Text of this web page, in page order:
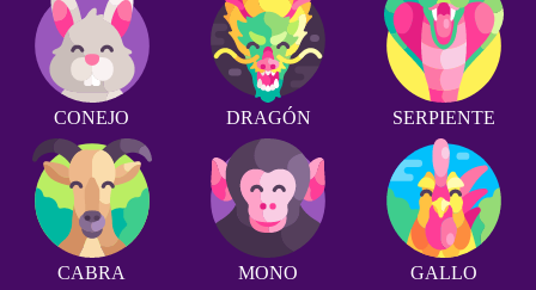
CONEJO DRAGÓN SERPIENTE
CABRA MONO GALLO